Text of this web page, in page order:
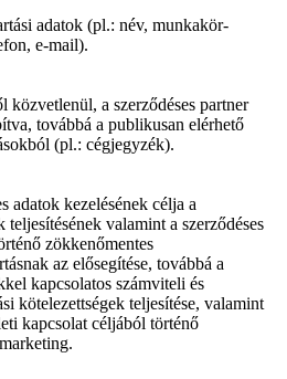
adatok (pl.: név, munkakör-
e-mail).
közvetlenül, a szerződéses partner
továbbá a publikusan elérhető
(pl.: cégjegyzék).
adatok kezelésének célja a
teljesítésének valamint a szerződéses
zökkenőmentes
az elősegítése, továbbá a
kapcsolatos számviteli és
kötelezettségek teljesítése, valamint
kapcsolat céljából történő